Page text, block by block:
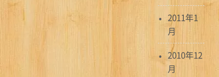
2011年1
月
2010年12
月